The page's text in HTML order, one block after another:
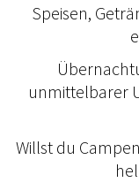
Speisen,
unmittelbarer
Willst du